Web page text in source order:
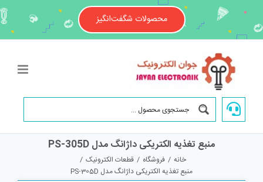
content
محصولات شگفت‌انگیز
منبع تغذیه الکتریکی داژانگ مدل PS-305D
خانه / فروشگاه / قطعات الکترونیک /
منبع تغذیه الکتریکی داژانگ مدل PS-305D